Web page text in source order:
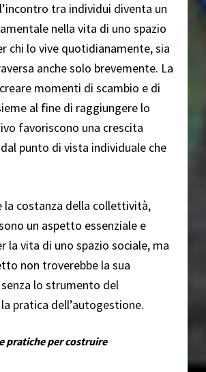
tra individui diventa un
nella vita di uno spazio
chi lo vive quotidianamente, sia
anche solo brevemente. La
momenti di scambio e di
al fine di raggiungere lo
favoriscono una crescita
punto di vista individuale che
la costanza della collettività,
un aspetto essenziale e
la vita di uno spazio sociale, ma
non troverebbe la sua
lo strumento del
pratica dell’autogestione.
pratiche per costruire